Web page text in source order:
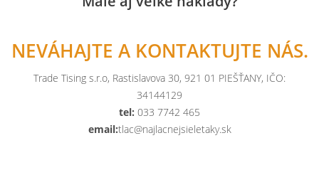
NEVÁHAJTE A KONTAKTUJTE NÁS.
Trade Tising s.r.o, Rastislavova 30, 921 01 PIEŠŤANY, IČO:
34144129
tel: 033 7742 465
email:tlac@najlacnejsieletaky.sk